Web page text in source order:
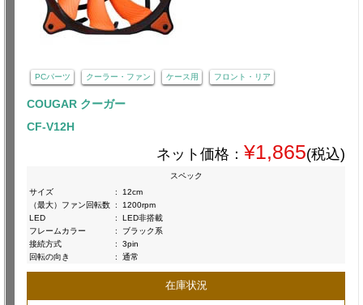
PCパーツ クーラー・ファン ケース用 フロント・リア
COUGAR クーガー
CF-V12H
ネット価格： ¥1,865(税込)
スペック
サイズ
:
12cm
（最大）ファン回転数 :
1200rpm
LED
:
LED非搭載
フレームカラー
:
ブラック系
接続方式
:
3pin
回転の向き
: 通常
在庫状況